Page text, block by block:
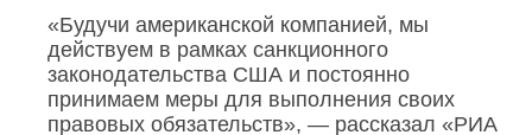
«Будучи американской компанией, мы
действуем в рамках санкционного
законодательства США и постоянно
принимаем меры для выполнения своих
правовых обязательств», — рассказал «РИА